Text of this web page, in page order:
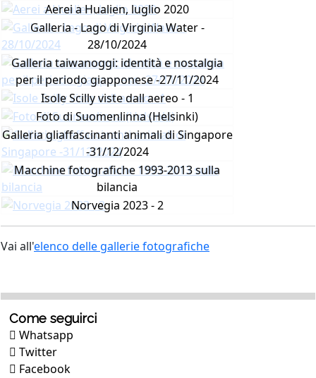
Aerei a Hualien, luglio 2020
Galleria - Lago di Virginia Water -
28/10/2024
Galleria taiwanoggi: identità e nostalgia
per il periodo giapponese -27/11/2024
Isole Scilly viste dall aereo - 1
Foto di Suomenlinna (Helsinki)
Galleria gliaffascinanti animali di Singapore
-31/12/2024
Macchine fotografiche 1993-2013 sulla
bilancia
Norvegia 2023 - 2
Vai all'elenco delle gallerie fotografiche
Come seguirci
Whatsapp
Twitter
Facebook